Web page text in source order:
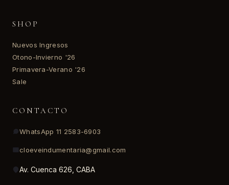
SHOP
Nuevos Ingresos
Otono-Invierno '26
Primavera-Verano '26
Sale
CONTACTO
WhatsApp 11 2583-6903
cloeveindumentaria@gmail.com
Av. Cuenca 626, CABA